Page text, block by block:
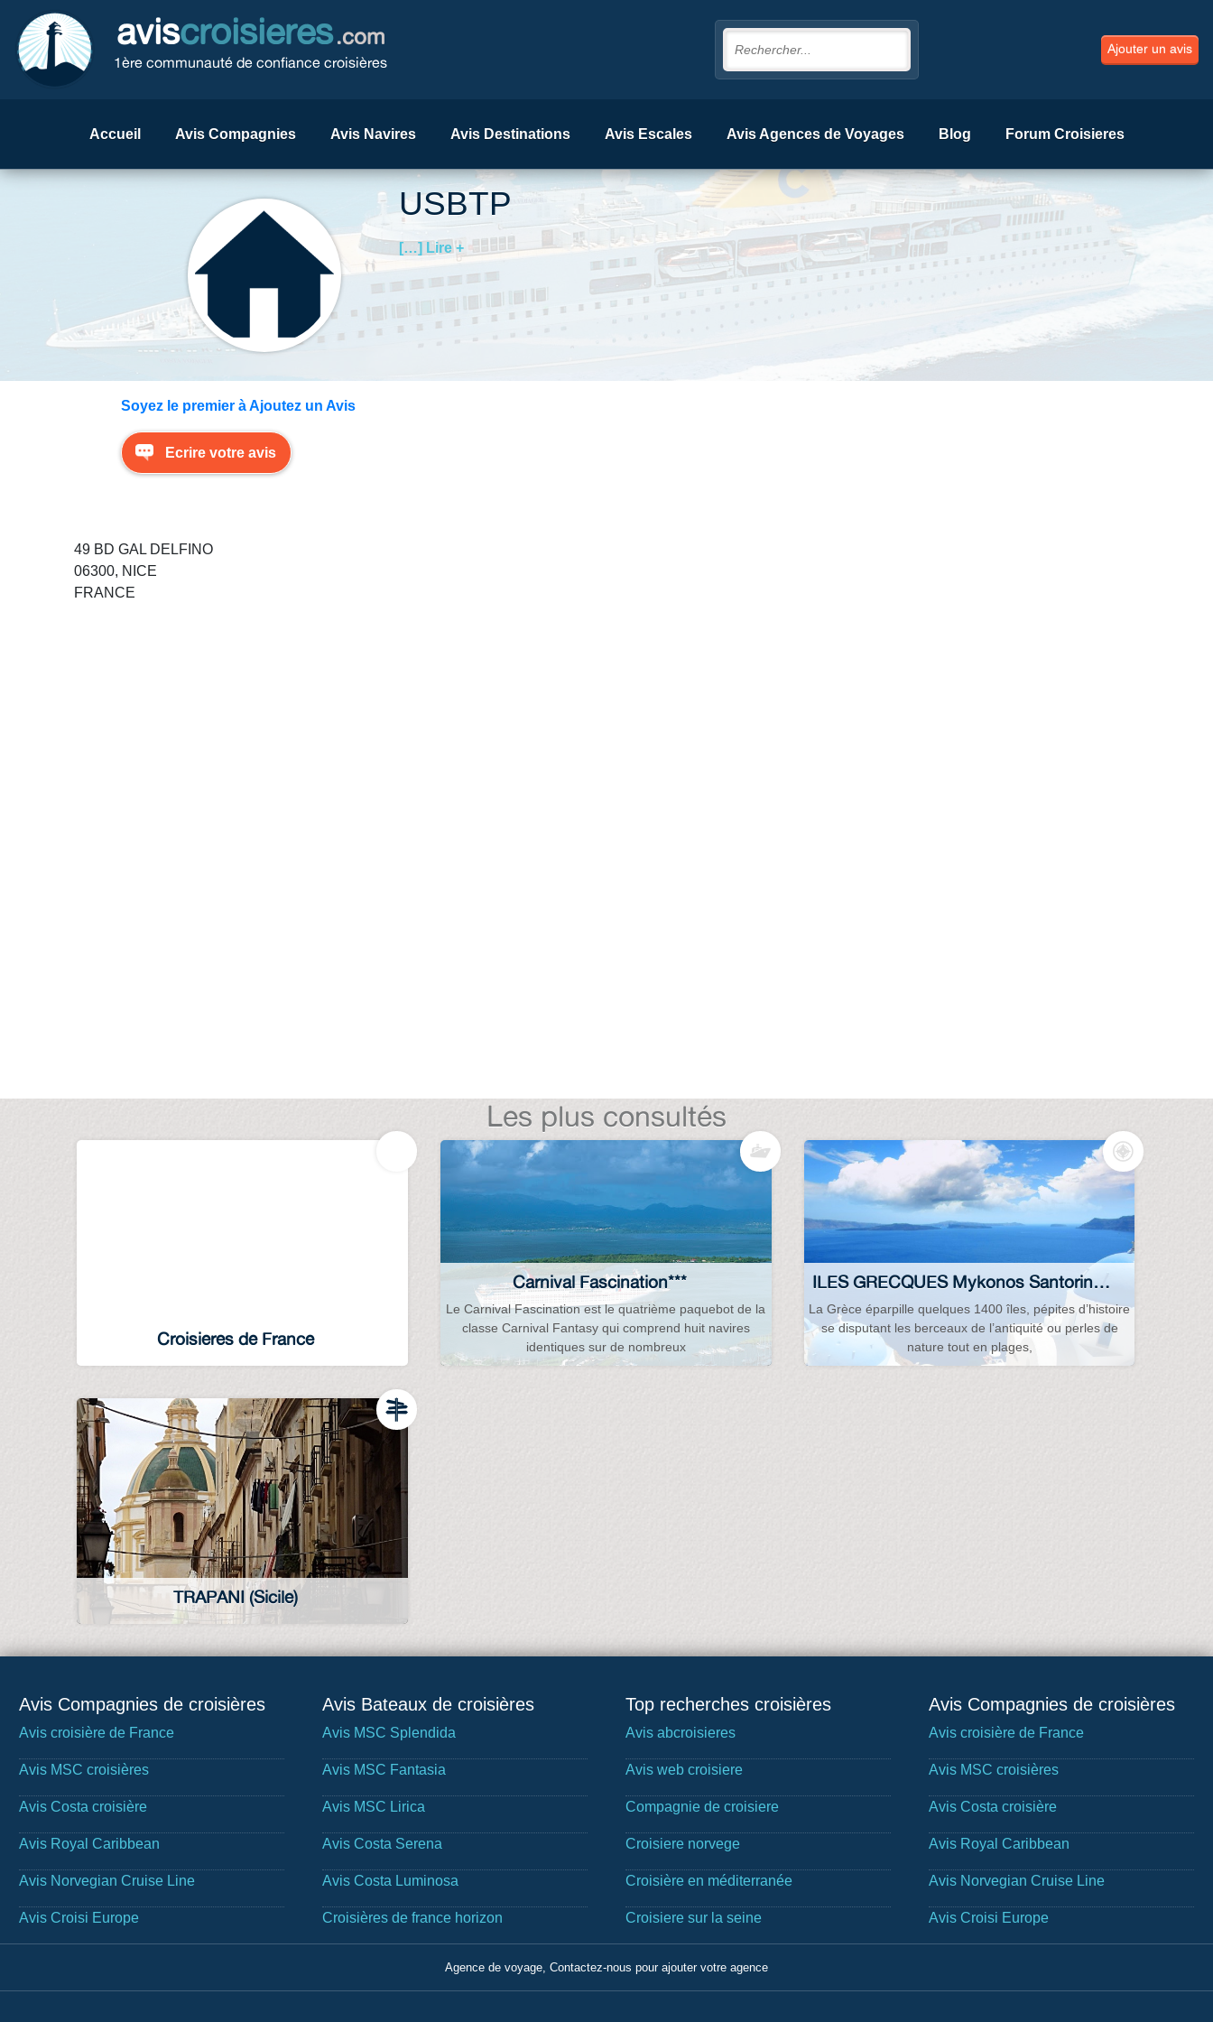
aviscroisieres.com
1ère communauté de confiance croisières
Ajouter un avis
Accueil Avis Compagnies Avis Navires Avis Destinations Avis Escales Avis Agences de Voyages Blog Forum Croisieres
USBTP
[…] Lire +
Soyez le premier à Ajoutez un Avis
Ecrire votre avis
49 BD GAL DELFINO
06300, NICE
FRANCE
Les plus consultés
Croisieres de France
Carnival Fascination***
Le Carnival Fascination est le quatrième paquebot de la
classe Carnival Fantasy qui comprend huit navires
identiques sur de nombreux
ILES GRECQUES Mykonos Santorin Corfou Rhodes Athènes Turquie Croatie...
La Grèce éparpille quelques 1400 îles, pépites d’histoire
se disputant les berceaux de l’antiquité ou perles de
nature tout en plages,
TRAPANI (Sicile)
Avis Compagnies de croisières
Avis croisière de France
Avis MSC croisières
Avis Costa croisière
Avis Royal Caribbean
Avis Norvegian Cruise Line
Avis Croisi Europe
Avis Bateaux de croisières
Avis MSC Splendida
Avis MSC Fantasia
Avis MSC Lirica
Avis Costa Serena
Avis Costa Luminosa
Croisières de france horizon
Top recherches croisières
Avis abcroisieres
Avis web croisiere
Compagnie de croisiere
Croisiere norvege
Croisière en méditerranée
Croisiere sur la seine
Avis Compagnies de croisières
Avis croisière de France
Avis MSC croisières
Avis Costa croisière
Avis Royal Caribbean
Avis Norvegian Cruise Line
Avis Croisi Europe
Agence de voyage, Contactez-nous pour ajouter votre agence